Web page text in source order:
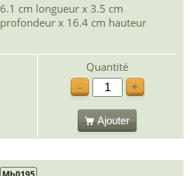
6.1 cm longueur x 3.5 cm
profondeur x 16.4 cm hauteur
Quantité
-
+
Ajouter